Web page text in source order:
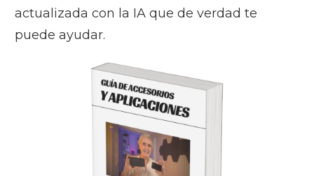
actualizada con la IA que de verdad te
puede ayudar.